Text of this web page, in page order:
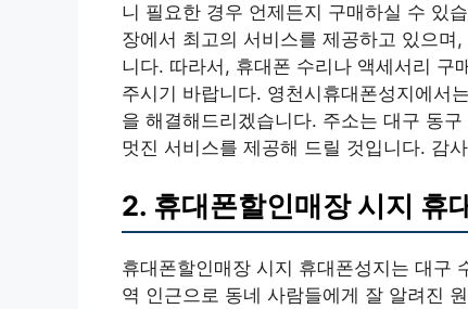
니 필요한 경우 언제든지 구매하실 수 있
장에서 최고의 서비스를 제공하고 있으
니다. 따라서, 휴대폰 수리나 액세서리 구
주시기 바랍니다. 영천시휴대폰성지에서
을 해결해드리겠습니다. 주소는 대구 동
멋진 서비스를 제공해 드릴 것입니다. 감
2. 휴대폰할인매장 시지 휴
휴대폰할인매장 시지 휴대폰성지는 대구
역 인근으로 동네 사람들에게 잘 알려진